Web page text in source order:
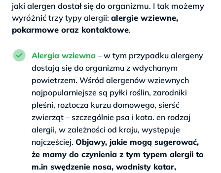
jaki alergen dostał się do organizmu. I tak możemy
wyróżnić trzy typy alergii: alergie wziewne,
pokarmowe oraz kontaktowe.
Alergia wziewna – w tym przypadku alergeny
dostają się do organizmu z wdychanym
powietrzem. Wśród alergenów wziewnych
najpopularniejsze są pyłki roślin, zarodniki
pleśni, roztocza kurzu domowego, sierść
zwierząt – szczególnie psa i kota. en rodzaj
alergii, w zależności od kraju, występuje
najczęściej. Objawy, jakie mogą sugerować,
że mamy do czynienia z tym typem alergii to
m.in swędzenie nosa, wodnisty katar,